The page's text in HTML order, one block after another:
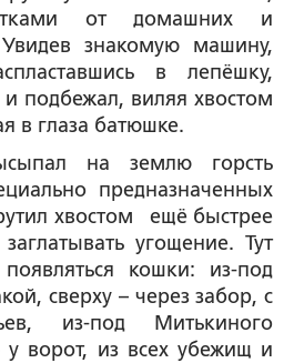
от домашних и
знакомую машину,
в лепёшку,
подбежал, виляя хвостом
в глаза батюшке.
на землю горсть
предназначенных
хвостом ещё быстрее
угощение. Тут
кошки: из-под
сверху – через забор, с
из-под Митькиного
у ворот, из всех убежищ и